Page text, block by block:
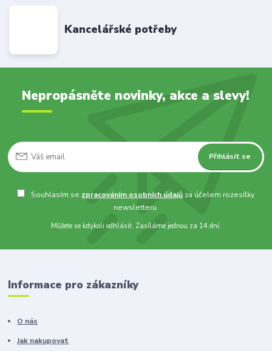
Kancelářské potřeby
Nepropásněte novinky, akce a slevy!
Přihlásit se
Souhlasím se zpracováním osobních údajů za účelem rozesílky
newsletteru.
Můžete se kdykoli odhlásit. Zasíláme jednou za 14 dní.
Informace pro zákazníky
O nás
Jak nakupovat